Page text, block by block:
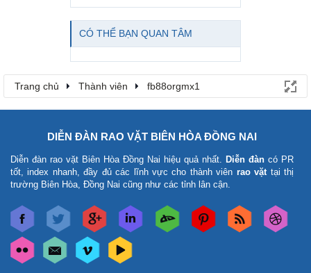
CÓ THỂ BẠN QUAN TÂM
Trang chủ Thành viên fb88orgmx1
DIỄN ĐÀN RAO VẶT BIÊN HÒA ĐỒNG NAI
Diễn đàn rao vặt Biên Hòa Đồng Nai hiệu quả nhất. Diễn đàn có PR
tốt, index nhanh, đầy đủ các lĩnh vực cho thành viên rao vặttại thị
trường Biên Hòa, Đồng Nai cũng như các tỉnh lân cận.